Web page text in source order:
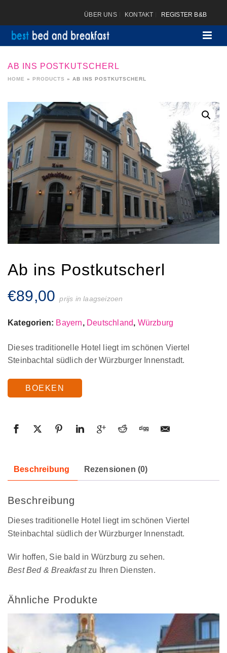
ÜBER UNS KONTAKT REGISTER B&B
AB INS POSTKUTSCHERL
HOME » PRODUCTS » AB INS POSTKUTSCHERL
Ab ins Postkutscherl
€89,00 prijs in laagseizoen
Kategorien: Bayern, Deutschland, Würzburg
Dieses traditionelle Hotel liegt im schönen Viertel
Steinbachtal südlich der Würzburger Innenstadt.
BOEKEN
Beschreibung Rezensionen (0)
Beschreibung
Dieses traditionelle Hotel liegt im schönen Viertel
Steinbachtal südlich der Würzburger Innenstadt.
Wir hoffen, Sie bald in Würzburg zu sehen.
Best Bed & Breakfastzu Ihren Diensten.
Ähnliche Produkte